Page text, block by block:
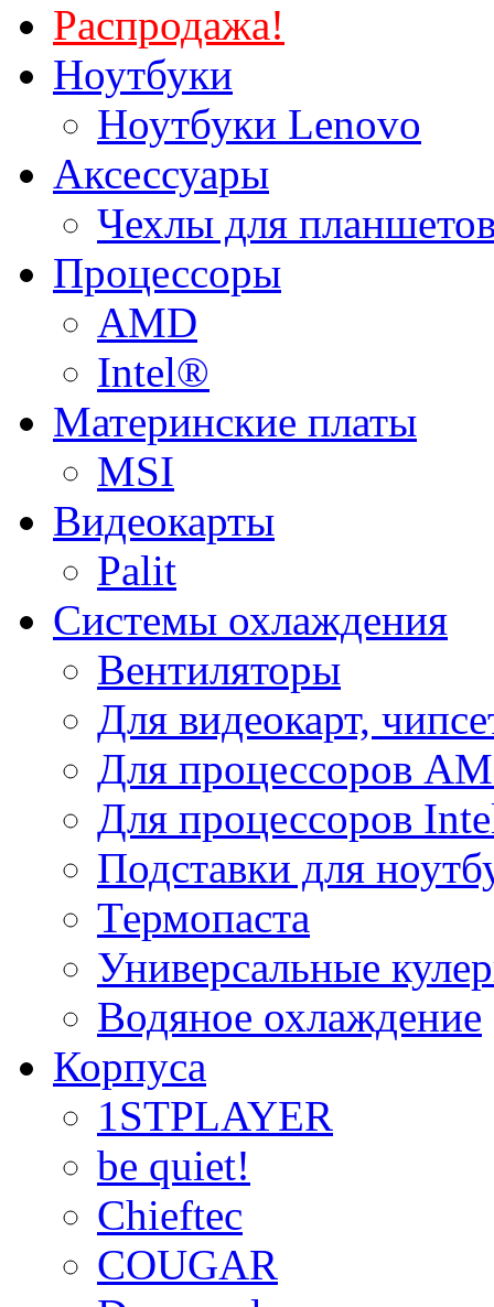
Распродажа!
Ноутбуки
Ноутбуки Lenovo
Аксессуары
Чехлы для
Процессоры
AMD
Intel®
Материнские платы
MSI
Видеокарты
Palit
Системы охлаждения
Вентиляторы
Для видеокарт,
Для процессоров
Для процессоров
Подставки для
Термопаста
Универсальные
Водяное охлаждение
Корпуса
1STPLAYER
be quiet!
Chieftec
COUGAR